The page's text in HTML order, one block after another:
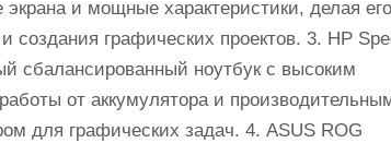
и мощные характеристики, делая его
графических проектов. 3. HP
сбалансированный ноутбук с высоким
от аккумулятора и
для графических задач. 4. ASUS ROG